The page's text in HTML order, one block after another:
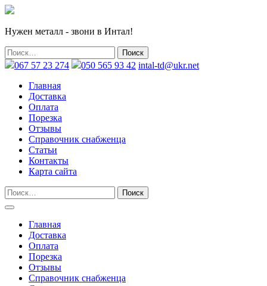
Нужен металл - звони в Интал!
067 57 23 274 050 565 93 42 intal-td@ukr.net
Главная
Доставка
Оплата
Порезка
Отзывы
Справочник снабженца
Статьи
Контакты
Карта сайта
Главная
Доставка
Оплата
Порезка
Отзывы
Справочник снабженца